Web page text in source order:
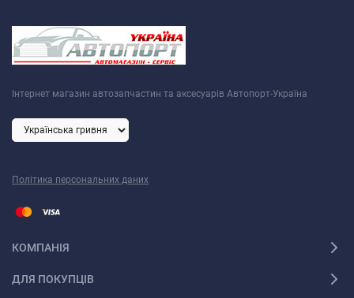
Інтернет магазин автозапчастин та аксесуарів Автопорт-Україна
Політика персональних даних
КОМПАНІЯ
ДЛЯ ПОКУПЦІВ